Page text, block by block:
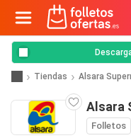
Tiendas Alsara
Alsara
Folletos